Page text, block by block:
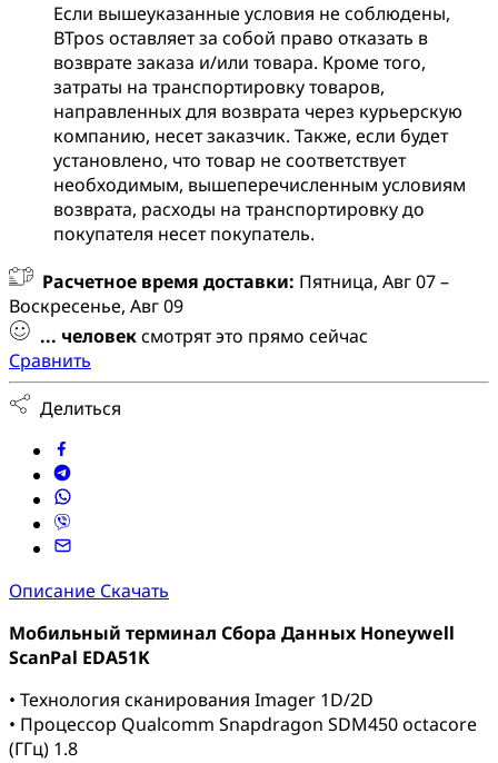
Если вышеуказанные условия не соблюдены,
BTpos оставляет за собой право отказать в
возврате заказа и/или товара. Кроме того,
затраты на транспортировку товаров,
направленных для возврата через курьерскую
компанию, несет заказчик. Также, если будет
установлено, что товар не соответствует
необходимым, вышеперечисленным условиям
возврата, расходы на транспортировку до
покупателя несет покупатель.
Расчетное время доставки: Пятница, Авг 07 –
Воскресенье, Авг 09
... человексмотрят это прямо сейчас
Сравнить
Делиться
Описание Скачать
Мобильный терминал Сбора Данных Honeywell
ScanPal EDA51K
• Технология сканирования Imager 1D/2D
• Процессор Qualcomm Snapdragon SDM450 octacore
(ГГц) 1.8